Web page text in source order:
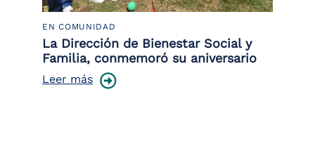
EN COMUNIDAD
La Dirección de Bienestar Social y
Familia, conmemoró su aniversario
Leer más